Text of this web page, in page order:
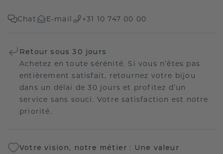
Chat E-mail +31 10 747 00 00
Retour sous 30 jours
Achetez en toute sérénité. Si vous n’êtes pas
entièrement satisfait, retournez votre bijou
dans un délai de 30 jours et profitez d’un
service sans souci. Votre satisfaction est notre
priorité.
Votre vision, notre métier : Une valeur